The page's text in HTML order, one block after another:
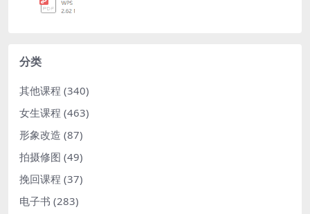
分类
其他课程 (340)
女生课程 (463)
形象改造 (87)
拍摄修图 (49)
挽回课程 (37)
电子书 (283)